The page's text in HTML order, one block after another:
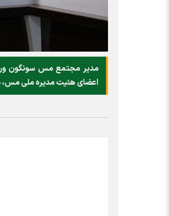
مدیر مجتمع مس سونگون
اعضای هئیت مدیره ملی مس،